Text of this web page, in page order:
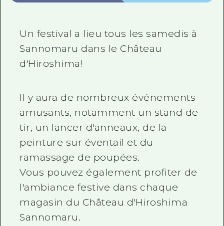
Un festival a lieu tous les samedis à
Sannomaru dans le Château
d'Hiroshima!
Il y aura de nombreux événements
amusants, notamment un stand de
tir, un lancer d'anneaux, de la
peinture sur éventail et du
ramassage de poupées.
Vous pouvez également profiter de
l'ambiance festive dans chaque
magasin du Château d'Hiroshima
Sannomaru.